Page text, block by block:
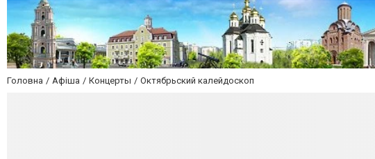
Головна Афіша Концерты Октябрьский калейдоскоп